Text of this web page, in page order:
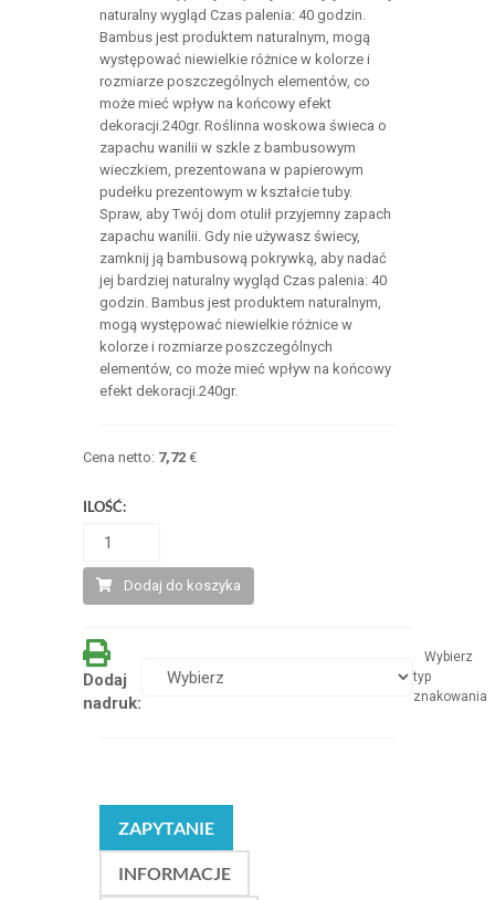
naturalny wygląd Czas palenia: 40 godzin.
Bambus jest produktem naturalnym, mogą
występować niewielkie różnice w kolorze i
rozmiarze poszczególnych elementów, co
może mieć wpływ na końcowy efekt
dekoracji.240gr. Roślinna woskowa świeca o
zapachu wanilii w szkle z bambusowym
wieczkiem, prezentowana w papierowym
pudełku prezentowym w kształcie tuby.
Spraw, aby Twój dom otulił przyjemny zapach
zapachu wanilii. Gdy nie używasz świecy,
zamknij ją bambusową pokrywką, aby nadać
jej bardziej naturalny wygląd Czas palenia: 40
godzin. Bambus jest produktem naturalnym,
mogą występować niewielkie różnice w
kolorze i rozmiarze poszczególnych
elementów, co może mieć wpływ na końcowy
efekt dekoracji.240gr.
Cena netto: 7,72€
ILOŚĆ:
Dodaj do koszyka
Dodaj
nadruk:
Wybierz
typ
znakowania
ZAPYTANIE
INFORMACJE